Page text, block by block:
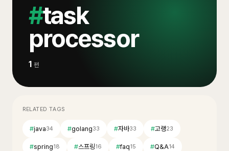
#task
processor
1 편
RELATED TAGS
#java34 #golang33 #자바33 #고랭23
#spring18 #스프링16 #faq15 #Q&A14